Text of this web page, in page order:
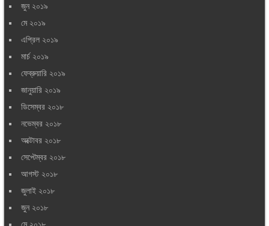
জুন ২০১৯
মে ২০১৯
এপ্রিল ২০১৯
মার্চ ২০১৯
ফেব্রুয়ারি ২০১৯
জানুয়ারি ২০১৯
ডিসেম্বর ২০১৮
নভেম্বর ২০১৮
অক্টোবর ২০১৮
সেপ্টেম্বর ২০১৮
আগস্ট ২০১৮
জুলাই ২০১৮
জুন ২০১৮